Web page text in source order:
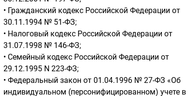
• Гражданский кодекс Российской Федерации от
30.11.1994 № 51-ФЗ;
• Налоговый кодекс Российской Федерации от
31.07.1998 № 146-ФЗ;
• Семейный кодекс Российской Федерации от
29.12.1995 N 223-ФЗ;
• Федеральный закон от 01.04.1996 № 27-ФЗ «Об
индивидуальном (персонифицированном) учете в